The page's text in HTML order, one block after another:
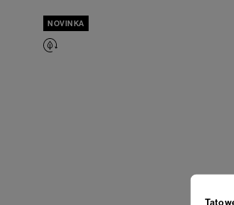
Tato
NOVINKA